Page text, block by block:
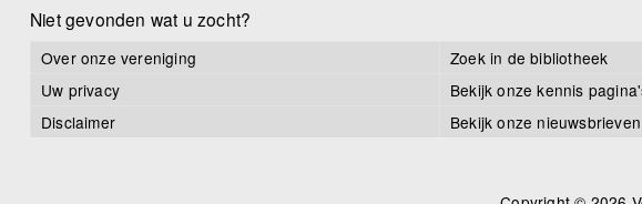
Niet gevonden wat u zocht?
Over onze vereniging Zoek in de bibliotheek
Uw privacy
Bekijk onze kennis
Disclaimer
Bekijk onze nieuwsbrieven